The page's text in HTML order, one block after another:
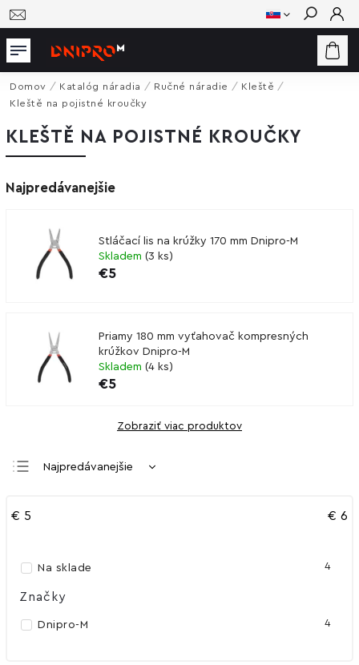
Hľadať
Domov / Katalóg náradia / Ručné náradie / Kleště /
Kleště na pojistné kroučky
KLEŠTĚ NA POJISTNÉ KROUČKY
Najpredávanejšie
Stláčací lis na krúžky 170 mm Dnipro-M
Skladem (3 ks)
€5
Priamy 180 mm vyťahovač kompresných
krúžkov Dnipro-M
Skladem (4 ks)
€5
Zobraziť viac produktov
Najpredávanejšie
€ 5 € 6
Na sklade 4
Značky
Dnipro-M 4